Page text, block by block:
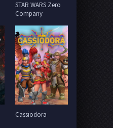
STAR WARS Zero
Company
Cassiodora